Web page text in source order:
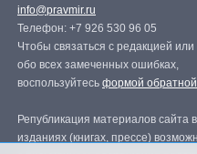
info@pravmir.ru
Телефон: +7 926 530 96 05
Чтобы связаться с редакцией
обо всех замеченных ошибках,
воспользуйтесь формой обратной
Републикация материалов сайта
изданиях (книгах, прессе)